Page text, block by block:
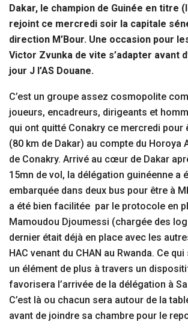
Dakar, le champion de Guinée en titre
rejoint ce mercredi soir la capitale
direction M’Bour. Une occasion pour
Victor Zvunka de vite s’adapter avant
jour J l’AS Douane.
C’est un groupe assez cosmopolite
joueurs, encadreurs, dirigeants et
qui ont quitté Conakry ce mercredi pour
(80 km de Dakar) au compte du Horoya
de Conakry. Arrivé au cœur de Dakar
15mn de vol, la délégation guinéenne a
embarquée dans deux bus pour être à
a été bien facilitée par le protocole en
Mamoudou Djoumessi (chargée des
dernier était déjà en place avec les
HAC venant du CHAN au Rwanda. Ce
un élément de plus à travers un
favorisera l’arrivée de la délégation à
C’est là ou chacun sera autour de la
avant de joindre sa chambre pour le